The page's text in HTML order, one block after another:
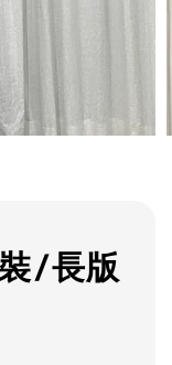
/長版